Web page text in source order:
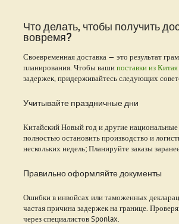
Что делать, чтобы получить
вовремя?
Своевременная доставка — это результат
планирования. Чтобы вашипоставки из Китая
задержек, придерживайтесь следующих
Учитывайте праздничные дни
Китайский Новый год и другие
полностью остановить производство и
нескольких недель; Планируйте заказы
Правильно оформляйте документы
Ошибки в инвойсах или таможенных
частая причина задержек на границе.
через специалистов Sponlax.